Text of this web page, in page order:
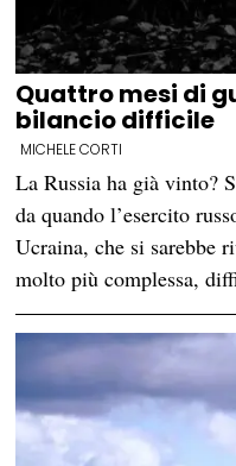
Quattro mesi di
bilancio difficile
MICHELE CORTI
La Russia ha già vinto?
da quando l’esercito
Ucraina, che si sarebbe
molto più complessa,